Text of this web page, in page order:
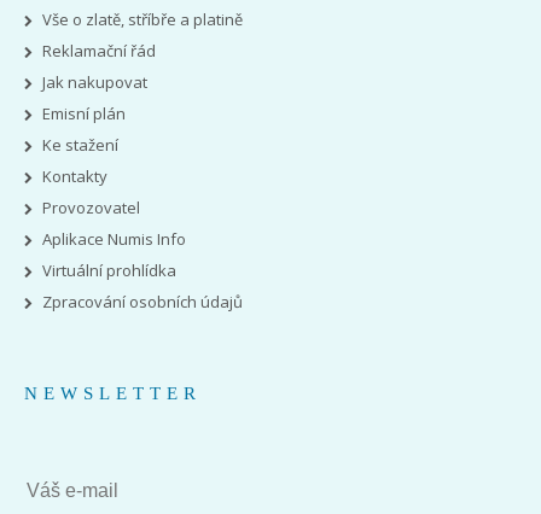
Vše o zlatě, stříbře a platině
Reklamační řád
Jak nakupovat
Emisní plán
Ke stažení
Kontakty
Provozovatel
Aplikace Numis Info
Virtuální prohlídka
Zpracování osobních údajů
NEWSLETTER